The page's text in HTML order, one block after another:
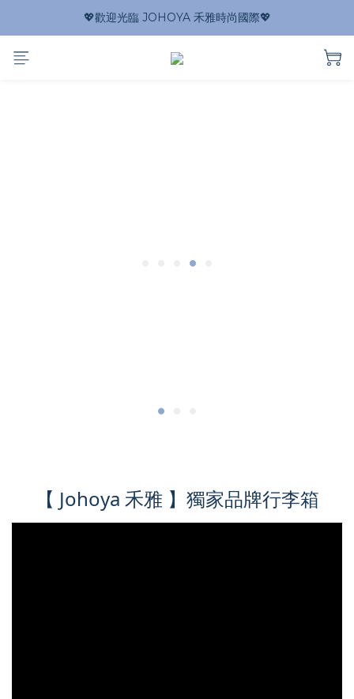
💖歡迎光臨 JOHOYA 禾雅時尚國際💖
【 Johoya 禾雅 】獨家品牌行李箱